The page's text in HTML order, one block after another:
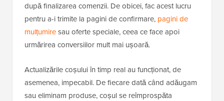
după finalizarea comenzii. De obicei, fac acest lucru
pentru a-i trimite la pagini de confirmare, pagini de
mulțumiresau oferte speciale, ceea ce face apoi
urmărirea conversiilor mult mai ușoară.
Actualizările coșului în timp real au funcționat, de
asemenea, impecabil. De fiecare dată când adăugam
sau eliminam produse, coșul se reîmprospăta